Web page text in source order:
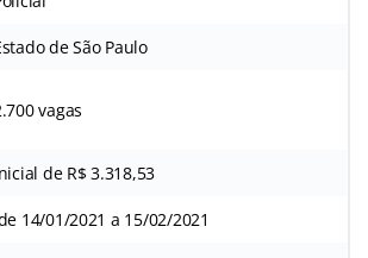
de São Paulo
vagas
de R$ 3.318,53
14/01/2021 a 15/02/2021